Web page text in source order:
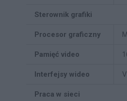
Sterownik grafiki
Procesor graficzny
Pamięć video
Interfejsy wideo
Praca w sieci